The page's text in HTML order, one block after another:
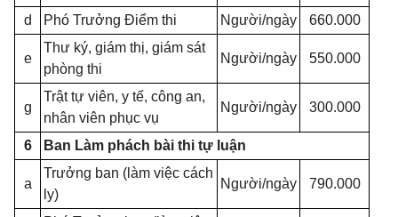
d
Phó Trưởng Điểm thi Người/ngày 660.000
e
Thư ký, giám thị, giám sát
phòng thi
Người/ngày 550.000
g
Trật tự viên, y tế, công an,
nhân viên phục vụ
Người/ngày 300.000
6 Ban Làm phách bài thi tự luận
a
Trưởng ban (làm việc cách
ly)
Người/ngày 790.000